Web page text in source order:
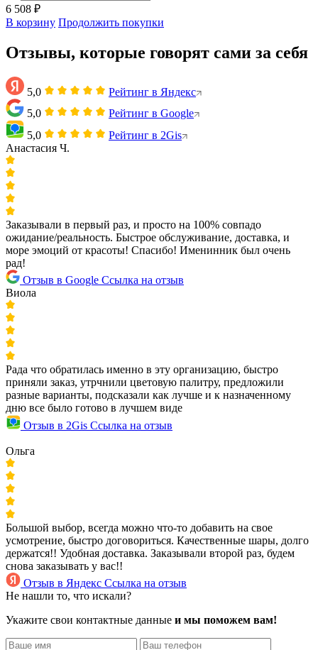
6 508 ₽
В корзину Продолжить покупки
Отзывы, которые говорят сами за себя
5,0
Рейтинг в Яндекс
5,0
Рейтинг в Google
5,0
Рейтинг в 2Gis
Анастасия Ч.
Заказывали в первый раз, и просто на 100% совпадо
ожидание/реальность. Быстрое обслуживание, доставка, и
море эмоций от красоты! Спасибо! Именинник был очень
рад!
Отзыв в Google Ссылка на отзыв
Виола
Рада что обратилась именно в эту организацию, быстро
приняли заказ, утрчнили цветовую палитру, предложили
разные варианты, подсказали как лучше и к назначенному
дню все было готово в лучшем виде
Отзыв в 2Gis Ссылка на отзыв
Ольга
Большой выбор, всегда можно что-то добавить на свое
усмотрение, быстро договориться. Качественные шары, долго
держатся!! Удобная доставка. Заказывали второй раз, будем
снова заказывать у вас!!
Отзыв в Яндекс Ссылка на отзыв
Не нашли то, что искали?
Укажите свои контактные данные и мы поможем вам!